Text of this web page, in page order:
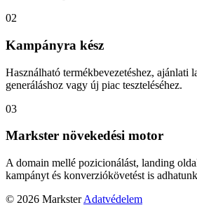
02
Kampányra kész
Használható termékbevezetéshez, ajánlati
generáláshoz vagy új piac teszteléséhez.
03
Markster növekedési motor
A domain mellé pozicionálást, landing
kampányt és konverziókövetést is
© 2026 Markster Adatvédelem